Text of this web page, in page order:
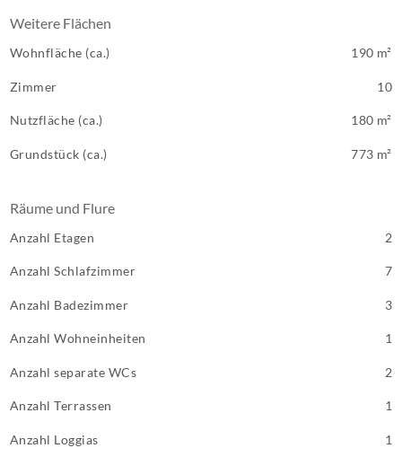
Weitere Flächen
Wohnfläche (ca.) 190 m²
Zimmer 10
Nutzfläche (ca.) 180 m²
Grundstück (ca.) 773 m²
Räume und Flure
Anzahl Etagen 2
Anzahl Schlafzimmer 7
Anzahl Badezimmer 3
Anzahl Wohneinheiten 1
Anzahl separate WCs 2
Anzahl Terrassen 1
Anzahl Loggias 1